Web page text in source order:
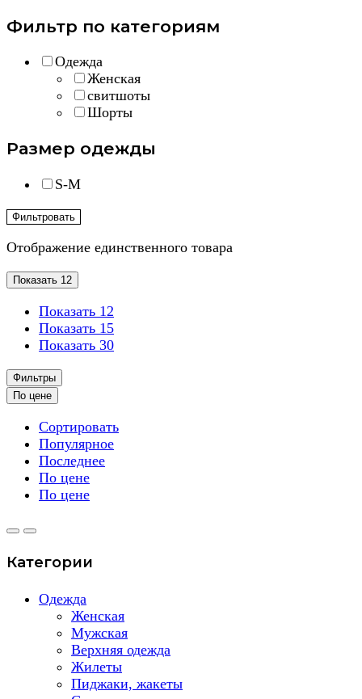
Фильтр по категориям
Одежда
Женская
свитшоты
Шорты
Размер одежды
S-M
Фильтровать
Отображение единственного товара
Показать 12
Показать 12
Показать 15
Показать 30
Фильтры
По цене
Сортировать
Популярное
Последнее
По цене
По цене
Категории
Одежда
Женская
Мужская
Верхняя одежда
Жилеты
Пиджаки, жакеты